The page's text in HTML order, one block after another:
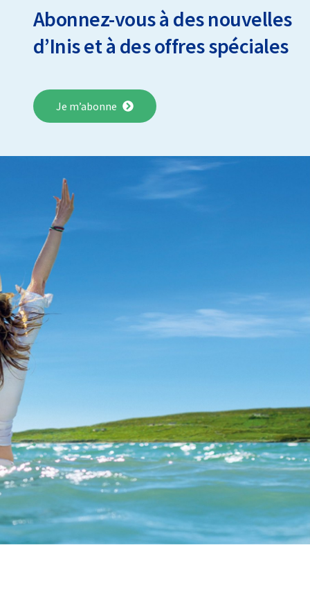
Abonnez-vous à des nouvelles
d’Inis et à des offres spéciales
Je m’abonne